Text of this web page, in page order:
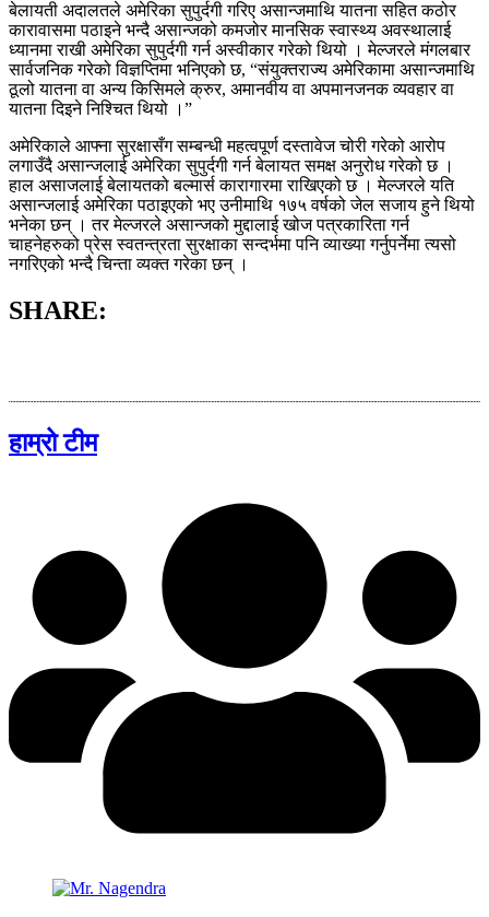
बेलायती अदालतले अमेरिका सुपुर्दगी गरिए असान्जमाथि यातना सहित कठोर
कारावासमा पठाइने भन्दै असान्जको कमजोर मानसिक स्वास्थ्य अवस्थालाई
ध्यानमा राखी अमेरिका सुपुर्दगी गर्न अस्वीकार गरेको थियो । मेल्जरले मंगलबार
सार्वजनिक गरेको विज्ञप्तिमा भनिएको छ, “संयुक्तराज्य अमेरिकामा असान्जमाथि
ठूलो यातना वा अन्य किसिमले क्रुर, अमानवीय वा अपमानजनक व्यवहार वा
यातना दिइने निश्चित थियो ।”
अमेरिकाले आफ्ना सुरक्षासँग सम्बन्धी महत्वपूर्ण दस्तावेज चोरी गरेको आरोप
लगाउँदै असान्जलाई अमेरिका सुपुर्दगी गर्न बेलायत समक्ष अनुरोध गरेको छ ।
हाल असाजलाई बेलायतको बल्मार्स कारागारमा राखिएको छ । मेल्जरले यति
असान्जलाई अमेरिका पठाइएको भए उनीमाथि १७५ वर्षको जेल सजाय हुने थियो
भनेका छन् । तर मेल्जरले असान्जको मुद्दालाई खोज पत्रकारिता गर्न
चाहनेहरुको प्रेस स्वतन्त्रता सुरक्षाका सन्दर्भमा पनि व्याख्या गर्नुपर्नेमा त्यसो
नगरिएको भन्दै चिन्ता व्यक्त गरेका छन् ।
SHARE:
हाम्रो टीम